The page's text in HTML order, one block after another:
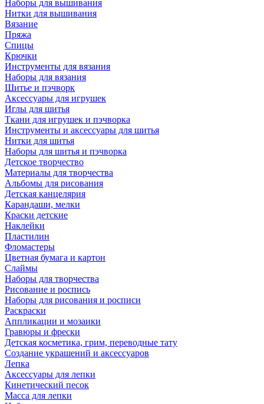
Наборы для вышивания
Нитки для вышивания
Вязание
Пряжа
Спицы
Крючки
Инструменты для вязания
Наборы для вязания
Шитье и пэчворк
Аксессуары для игрушек
Иглы для шитья
Ткани для игрушек и пэчворка
Инструменты и аксессуары для шитья
Нитки для шитья
Наборы для шитья и пэчворка
Детское творчество
Материалы для творчества
Альбомы для рисования
Детская канцелярия
Карандаши, мелки
Краски детские
Наклейки
Пластилин
Фломастеры
Цветная бумага и картон
Слаймы
Наборы для творчества
Рисование и роспись
Наборы для рисования и росписи
Раскраски
Аппликации и мозаики
Гравюры и фрески
Детская косметика, грим, переводные тату
Создание украшений и аксессуаров
Лепка
Аксессуары для лепки
Кинетический песок
Масса для лепки